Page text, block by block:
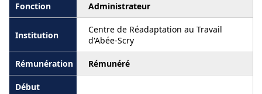
Administrateur
Centre de Réadaptation au Travail
d'Abée-Scry
Rémunéré